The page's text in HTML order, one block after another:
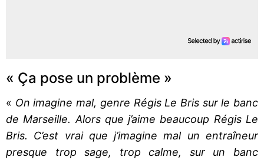
« Ça pose un problème »
« On imagine mal, genre Régis Le Bris sur le banc
de Marseille. Alors que j’aime beaucoup Régis Le
Bris. C’est vrai que j’imagine mal un entraîneur
presque trop sage, trop calme, sur un banc